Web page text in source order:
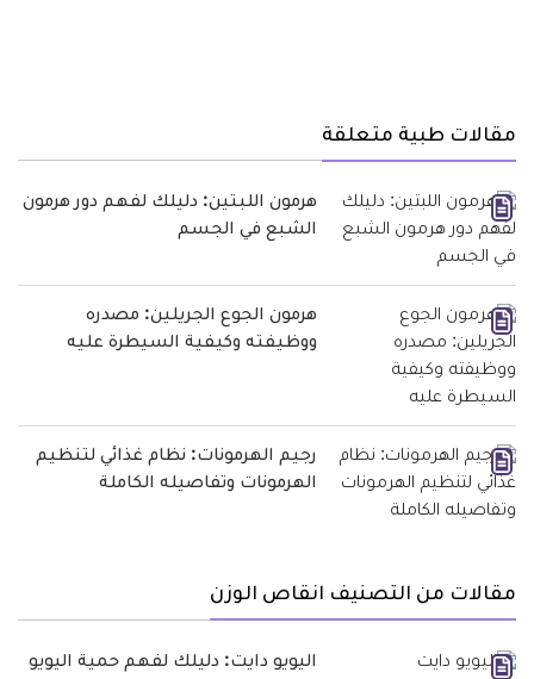
مقالات طبية متعلقة
هرمون اللبتين: دليلك لفهم دور هرمون
الشبع في الجسم
هرمون الجوع الجريلين: مصدره
ووظيفته وكيفية السيطرة عليه
رجيم الهرمونات: نظام غذائي لتنظيم
الهرمونات وتفاصيله الكاملة
مقالات من التصنيف انقاص الوزن
اليويو دايت: دليلك لفهم حمية اليويو